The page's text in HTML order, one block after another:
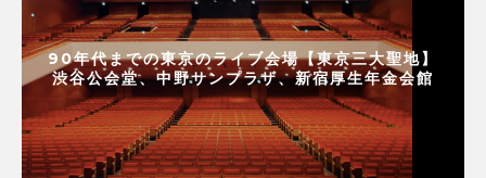
90年代までの東京のライブ会場【東京三大聖地】
渋谷公会堂、中野サンプラザ、新宿厚生年金会館